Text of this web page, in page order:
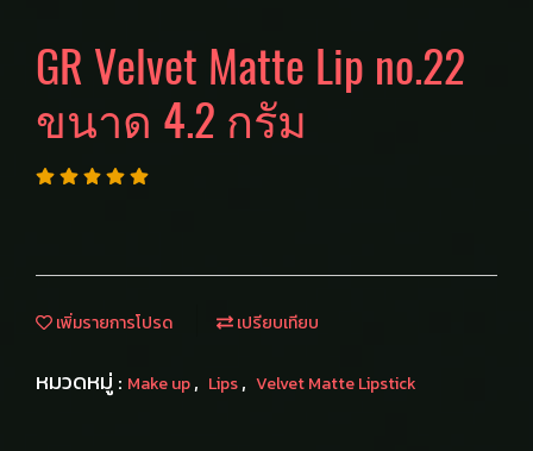
GR Velvet Matte Lip no.22
ขนาด 4.2 กรัม
เพิ่มรายการโปรด เปรียบเทียบ
หมวดหมู่ : Make up, Lips, Velvet Matte Lipstick